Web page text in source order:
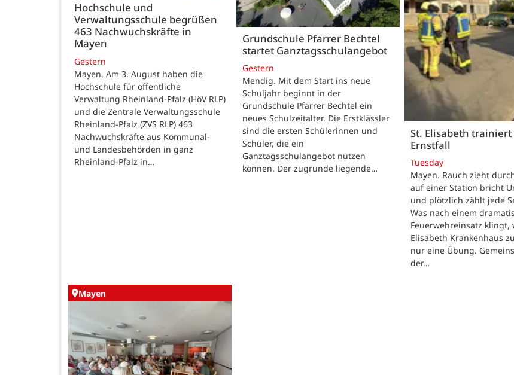
Hochschule und
Verwaltungsschule begrüßen
463 Nachwuchskräfte in
Mayen
Gestern
Mayen. Am 3. August haben die
Hochschule für öffentliche
Verwaltung Rheinland-Pfalz (HöV RLP)
und die Zentrale Verwaltungsschule
Rheinland-Pfalz (ZVS RLP) 463
Nachwuchskräfte aus Kommunal-
und Landesbehörden in ganz
Rheinland-Pfalz in…
Grundschule Pfarrer Bechtel
startet Ganztagsschulangebot
Gestern
Mendig. Mit dem Start ins neue
Schuljahr beginnt in der
Grundschule Pfarrer Bechtel ein
neues Schulzeitalter. Die Erstklässler
sind die ersten Schülerinnen und
Schüler, die ein
Ganztagsschulangebot nutzen
können. Der zugrunde liegende…
St. Elisabeth trainiert
Ernstfall
Tuesday
Mayen. Rauch zieht
auf einer Station bricht
und plötzlich zählt jede
Was nach einem
Feuerwehreinsatz klingt,
Elisabeth Krankenhaus
nur eine Übung.
der…
Mayen